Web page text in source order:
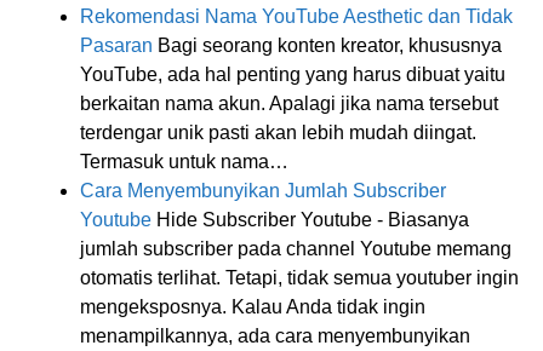
Rekomendasi Nama YouTube Aesthetic dan Tidak
Pasaran Bagi seorang konten kreator, khususnya
YouTube, ada hal penting yang harus dibuat yaitu
berkaitan nama akun. Apalagi jika nama tersebut
terdengar unik pasti akan lebih mudah diingat.
Termasuk untuk nama…
Cara Menyembunyikan Jumlah Subscriber
Youtube Hide Subscriber Youtube - Biasanya
jumlah subscriber pada channel Youtube memang
otomatis terlihat. Tetapi, tidak semua youtuber ingin
mengeksposnya. Kalau Anda tidak ingin
menampilkannya, ada cara menyembunyikan